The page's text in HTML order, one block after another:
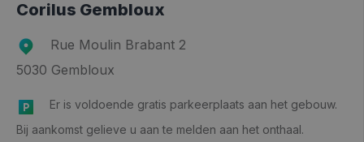
Corilus Gembloux
Rue Moulin Brabant 2
5030 Gembloux
Er is voldoende gratis parkeerplaats aan het gebouw.
Bij aankomst gelieve u aan te melden aan het onthaal.